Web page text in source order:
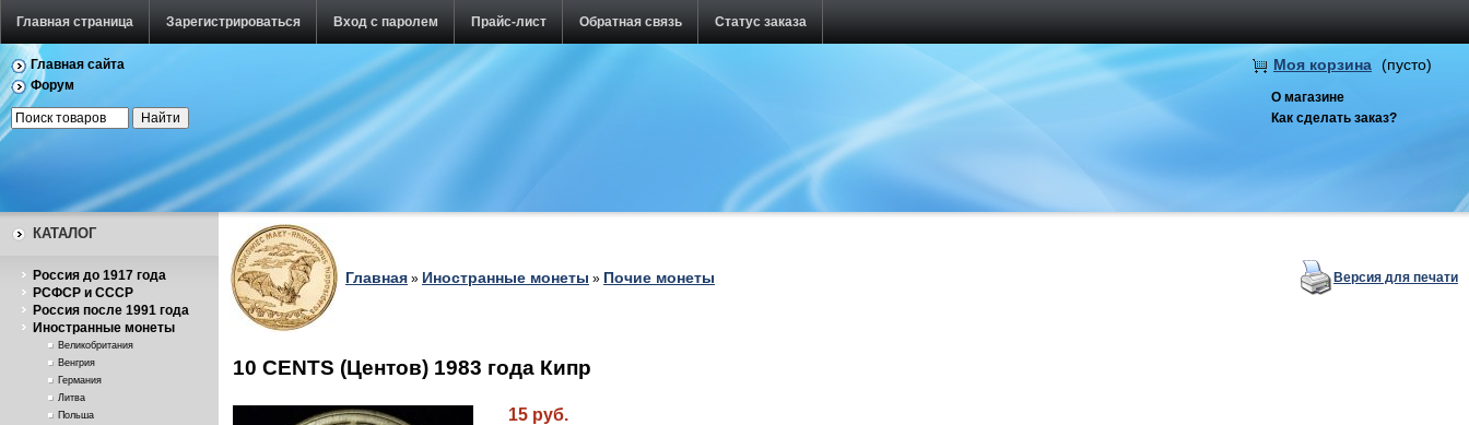
Главная страница Зарегистрироваться Вход с паролем Прайс-лист Обратная связь Статус заказа
Главная сайта
Форум
Моя корзина (пусто)
О магазине
Как сделать заказ?
КАТАЛОГ
Россия до 1917 года
РСФСР и СССР
Россия после 1991 года
Иностранные монеты
Великобритания
Венгрия
Германия
Литва
Польша
Главная » Иностранные монеты » Почие монеты Версия для печати
10 CENTS (Центов) 1983 года Кипр
15 руб.